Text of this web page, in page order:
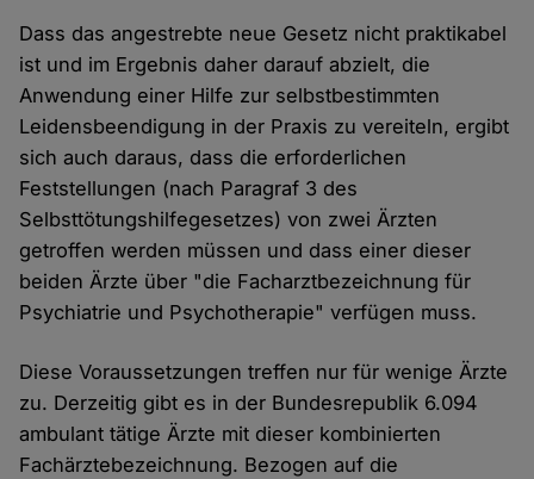
Dass das angestrebte neue Gesetz nicht praktikabel
ist und im Ergebnis daher darauf abzielt, die
Anwendung einer Hilfe zur selbstbestimmten
Leidensbeendigung in der Praxis zu vereiteln, ergibt
sich auch daraus, dass die erforderlichen
Feststellungen (nach Paragraf 3 des
Selbsttötungshilfegesetzes) von zwei Ärzten
getroffen werden müssen und dass einer dieser
beiden Ärzte über "die Facharztbezeichnung für
Psychiatrie und Psychotherapie" verfügen muss.
Diese Voraussetzungen treffen nur für wenige Ärzte
zu. Derzeitig gibt es in der Bundesrepublik 6.094
ambulant tätige Ärzte mit dieser kombinierten
Fachärztebezeichnung. Bezogen auf die